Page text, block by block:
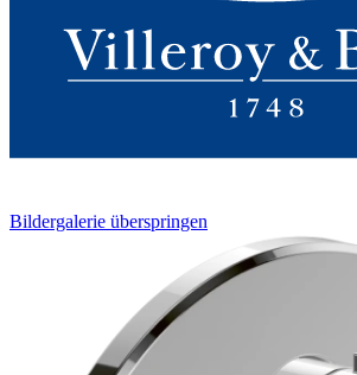
Bildergalerie überspringen